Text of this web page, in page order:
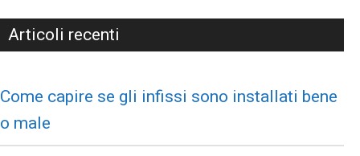
Articoli recenti
Come capire se gli infissi sono installati bene
o male